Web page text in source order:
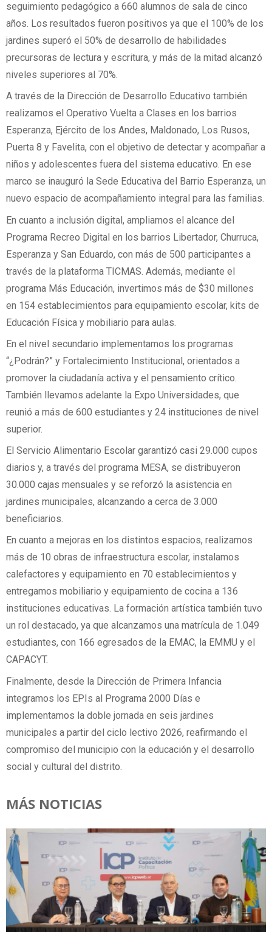
seguimiento pedagógico a 660 alumnos de sala de cinco
años. Los resultados fueron positivos ya que el 100% de los
jardines superó el 50% de desarrollo de habilidades
precursoras de lectura y escritura, y más de la mitad alcanzó
niveles superiores al 70%.
A través de la Dirección de Desarrollo Educativo también
realizamos el Operativo Vuelta a Clases en los barrios
Esperanza, Ejército de los Andes, Maldonado, Los Rusos,
Puerta 8 y Favelita, con el objetivo de detectar y acompañar a
niños y adolescentes fuera del sistema educativo. En ese
marco se inauguró la Sede Educativa del Barrio Esperanza, un
nuevo espacio de acompañamiento integral para las familias.
En cuanto a inclusión digital, ampliamos el alcance del
Programa Recreo Digital en los barrios Libertador, Churruca,
Esperanza y San Eduardo, con más de 500 participantes a
través de la plataforma TICMAS. Además, mediante el
programa Más Educación, invertimos más de $30 millones
en 154 establecimientos para equipamiento escolar, kits de
Educación Física y mobiliario para aulas.
En el nivel secundario implementamos los programas
“¿Podrán?” y Fortalecimiento Institucional, orientados a
promover la ciudadanía activa y el pensamiento crítico.
También llevamos adelante la Expo Universidades, que
reunió a más de 600 estudiantes y 24 instituciones de nivel
superior.
El Servicio Alimentario Escolar garantizó casi 29.000 cupos
diarios y, a través del programa MESA, se distribuyeron
30.000 cajas mensuales y se reforzó la asistencia en
jardines municipales, alcanzando a cerca de 3.000
beneficiarios.
En cuanto a mejoras en los distintos espacios, realizamos
más de 10 obras de infraestructura escolar, instalamos
calefactores y equipamiento en 70 establecimientos y
entregamos mobiliario y equipamiento de cocina a 136
instituciones educativas. La formación artística también tuvo
un rol destacado, ya que alcanzamos una matrícula de 1.049
estudiantes, con 166 egresados de la EMAC, la EMMU y el
CAPACYT.
Finalmente, desde la Dirección de Primera Infancia
integramos los EPIs al Programa 2000 Días e
implementamos la doble jornada en seis jardines
municipales a partir del ciclo lectivo 2026, reafirmando el
compromiso del municipio con la educación y el desarrollo
social y cultural del distrito.
MÁS NOTICIAS